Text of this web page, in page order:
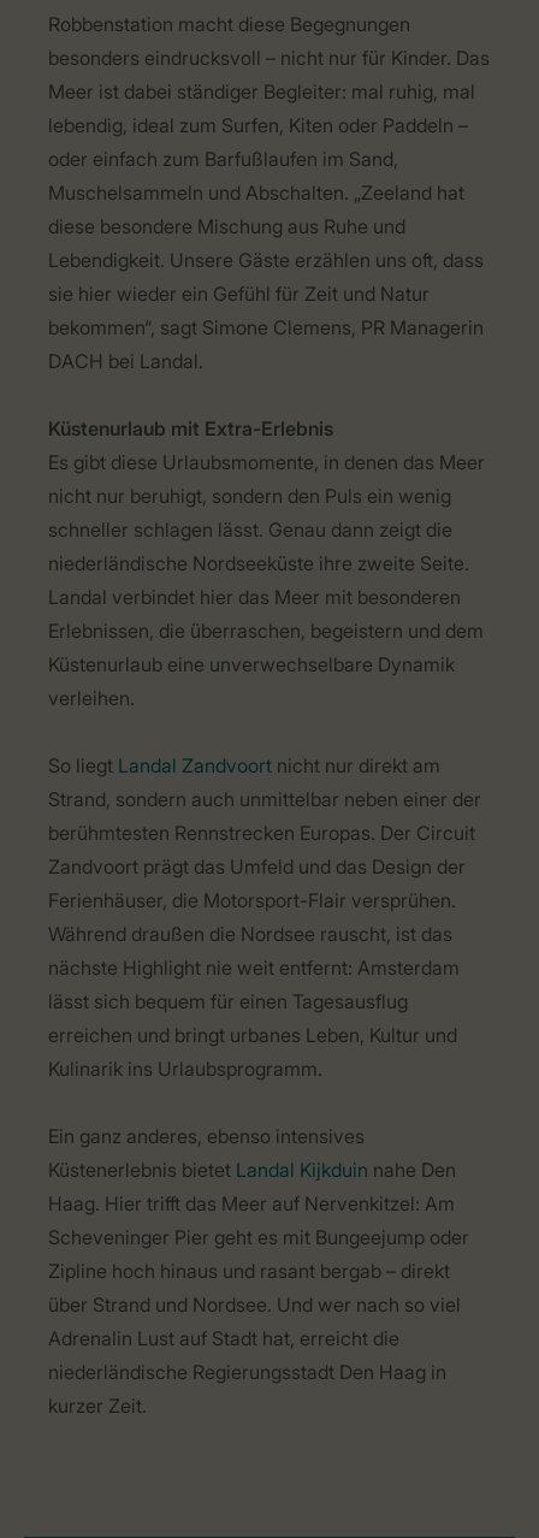
Robbenstation macht diese Begegnungen
besonders eindrucksvoll – nicht nur für Kinder. Das
Meer ist dabei ständiger Begleiter: mal ruhig, mal
lebendig, ideal zum Surfen, Kiten oder Paddeln –
oder einfach zum Barfußlaufen im Sand,
Muschelsammeln und Abschalten. „Zeeland hat
diese besondere Mischung aus Ruhe und
Lebendigkeit. Unsere Gäste erzählen uns oft, dass
sie hier wieder ein Gefühl für Zeit und Natur
bekommen“, sagt Simone Clemens, PR Managerin
DACH bei Landal.
Küstenurlaub mit Extra-Erlebnis
Es gibt diese Urlaubsmomente, in denen das Meer
nicht nur beruhigt, sondern den Puls ein wenig
schneller schlagen lässt. Genau dann zeigt die
niederländische Nordseeküste ihre zweite Seite.
Landal verbindet hier das Meer mit besonderen
Erlebnissen, die überraschen, begeistern und dem
Küstenurlaub eine unverwechselbare Dynamik
verleihen.
So liegt Landal Zandvoort nicht nur direkt am
Strand, sondern auch unmittelbar neben einer der
berühmtesten Rennstrecken Europas. Der Circuit
Zandvoort prägt das Umfeld und das Design der
Ferienhäuser, die Motorsport-Flair versprühen.
Während draußen die Nordsee rauscht, ist das
nächste Highlight nie weit entfernt: Amsterdam
lässt sich bequem für einen Tagesausflug
erreichen und bringt urbanes Leben, Kultur und
Kulinarik ins Urlaubsprogramm.
Ein ganz anderes, ebenso intensives
Küstenerlebnis bietet Landal Kijkduin nahe Den
Haag. Hier trifft das Meer auf Nervenkitzel: Am
Scheveninger Pier geht es mit Bungeejump oder
Zipline hoch hinaus und rasant bergab – direkt
über Strand und Nordsee. Und wer nach so viel
Adrenalin Lust auf Stadt hat, erreicht die
niederländische Regierungsstadt Den Haag in
kurzer Zeit.